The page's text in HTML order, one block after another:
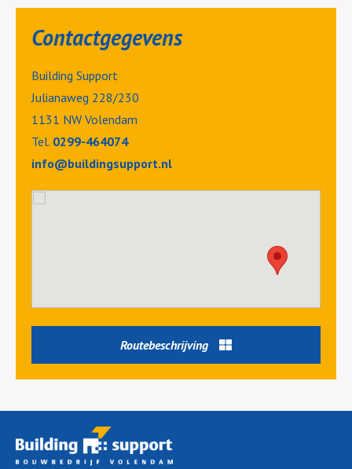
Contactgegevens
Building Support
Julianaweg 228/230
1131 NW Volendam
Tel. 0299-464074
info@buildingsupport.nl
Routebeschrijving